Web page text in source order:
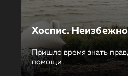
Хоспис.
Пришло время знать
помощи